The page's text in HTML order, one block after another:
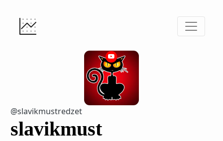
@slavikmustredzet
slavikmust